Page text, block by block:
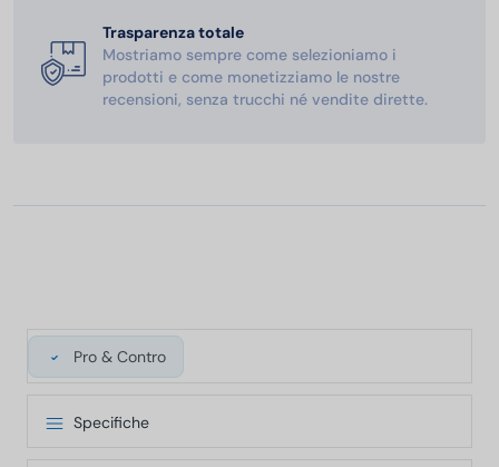
Trasparenza totale
Mostriamo sempre come selezioniamo i
prodotti e come monetizziamo le nostre
recensioni, senza trucchi né vendite dirette.
Pro & Contro
Specifiche